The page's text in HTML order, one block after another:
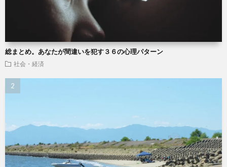
総まとめ。あなたが間違いを犯す３６の心理パターン
社会・経済